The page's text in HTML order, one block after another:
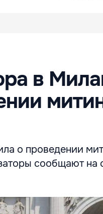
в
о проведении
сообщают на